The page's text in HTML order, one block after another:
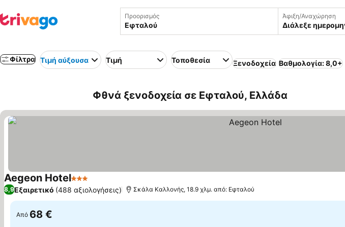
Προορισμός Άφιξη/Αναχώρηση
Διάλεξε
Φίλτρα Τιμή αύξουσα Τιμή Τοποθεσία Ξενοδοχεία Βαθμολογία: 8,0+
Φθνά ξενοδοχεία σε Εφταλού, Ελλάδα
Aegeon Hotel3 Αστέρια
8,9Εξαιρετικό (488 αξιολογήσεις) Σκάλα Καλλονής, 18.9 χλμ. από: Εφταλού
Από 68 €